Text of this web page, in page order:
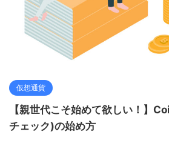
仮想通貨
【親世代こそ始めて欲しい！】
チェック)の始め方